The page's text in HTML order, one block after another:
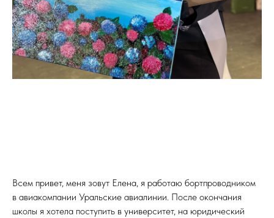
Всем привет, меня зовут Елена, я работаю бортпроводником
в авиакомпании Уральские авиалинии. После окончания
школы я хотела поступить в университет, на юридический